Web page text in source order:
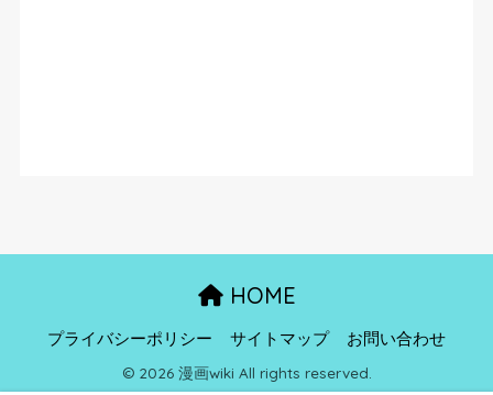
HOME
プライバシーポリシー サイトマップ お問い合わせ
© 2026 漫画wiki All rights reserved.